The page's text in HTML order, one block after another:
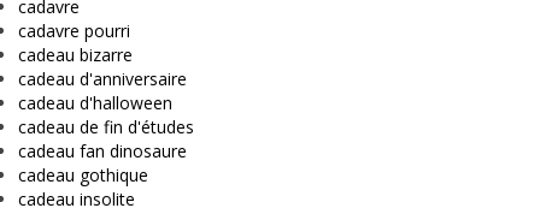
cadavre
cadavre pourri
cadeau bizarre
cadeau d'anniversaire
cadeau d'halloween
cadeau de fin d'études
cadeau fan dinosaure
cadeau gothique
cadeau insolite